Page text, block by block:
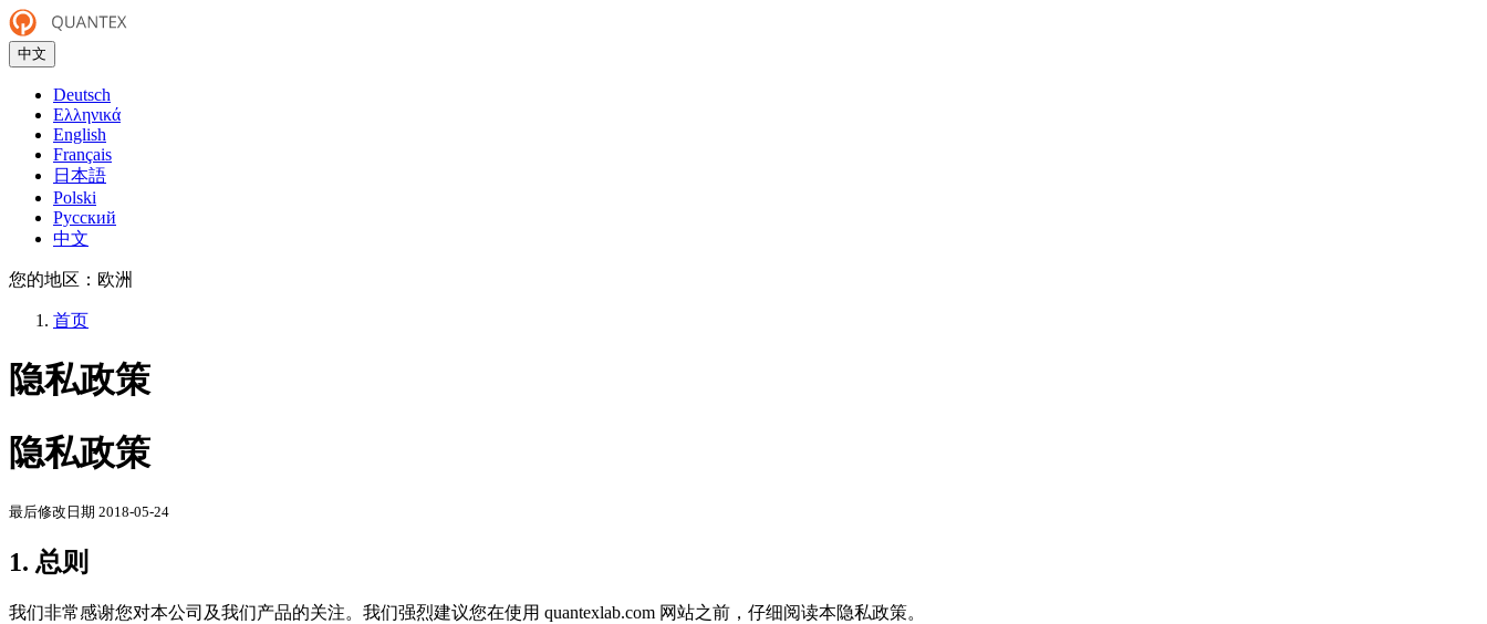
中文
Deutsch
Ελληνικά
English
Français
日本語
Polski
Русский
中文
您的地区： 欧洲
首页
隐私政策
隐私政策
最后修改日期 2018-05-24
1. 总则
我们非常感谢您对本公司及我们产品的关注。我们强烈建议您在使用 quantexlab.com 网站之前，仔细阅读本隐私政策。